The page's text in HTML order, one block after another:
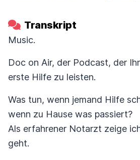
Transkript
Music.
Doc on Air, der Podcast, der
erste Hilfe zu leisten.
Was tun, wenn jemand Hilfe
wenn zu Hause was passiert?
Als erfahrener Notarzt zeige
geht.